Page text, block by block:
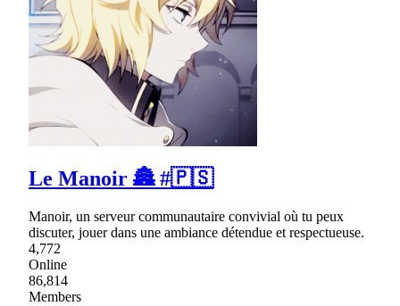
Le Manoir 🏯 #🇵🇸
Manoir, un serveur communautaire convivial où tu peux
discuter, jouer dans une ambiance détendue et respectueuse.
4,772
Online
86,814
Members